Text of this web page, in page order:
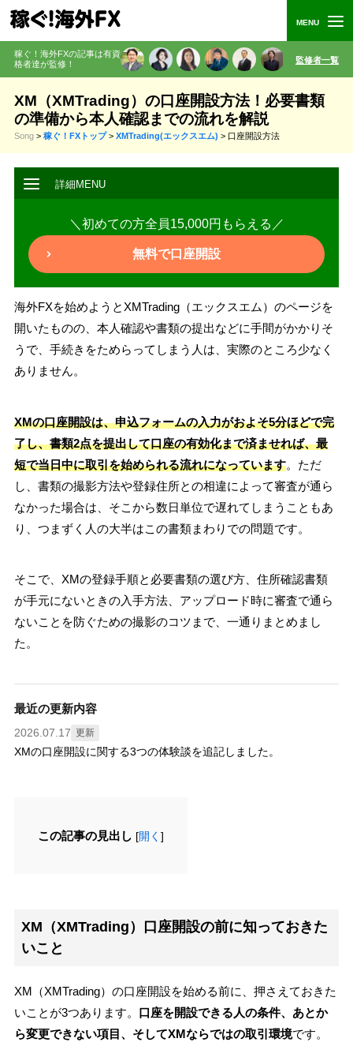
稼ぐ！海外FXの記事は有資
格者達が監修 ！ 監修者一覧
XM（XMTrading）の口座開設方法！必要書類
の準備から本人確認までの流れを解説
Song > 稼ぐ！FXトップ> XMTrading(エックスエム) > 口座開設方法
＼初めての方全員15,000円もらえる／
無料で口座開設
海外FXを始めようとXMTrading（エックスエム）のページを
開いたものの、本人確認や書類の提出などに手間がかかりそ
うで、手続きをためらってしまう人は、実際のところ少なく
ありません。
XMの口座開設は、申込フォームの入力がおよそ5分ほどで完
了し、書類2点を提出して口座の有効化まで済ませれば、最
短で当日中に取引を始められる流れになっています。ただ
し、書類の撮影方法や登録住所との相違によって審査が通ら
なかった場合は、そこから数日単位で遅れてしまうこともあ
り、つまずく人の大半はこの書類まわりでの問題です。
そこで、XMの登録手順と必要書類の選び方、住所確認書類
が手元にないときの入手方法、アップロード時に審査で通ら
ないことを防ぐための撮影のコツまで、一通りまとめまし
た。
最近の更新内容
2026.07.17 更新
XMの口座開設に関する3つの体験談を追記しました。
この記事の見出し [開く ]
XM（XMTrading）口座開設の前に知っておきた
いこと
XM（XMTrading）の口座開設を始める前に、押さえておきた
いことが3つあります。 口座を開設できる人の条件、あとか
ら変更できない項目、そしてXMならではの取引環境です。